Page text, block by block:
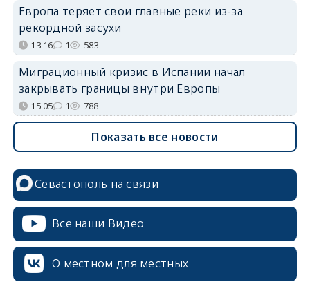
Европа теряет свои главные реки из-за
рекордной засухи
13:16 1 583
Миграционный кризис в Испании начал
закрывать границы внутри Европы
15:05 1 788
Показать все новости
Севастополь на связи
Все наши Видео
О местном для местных